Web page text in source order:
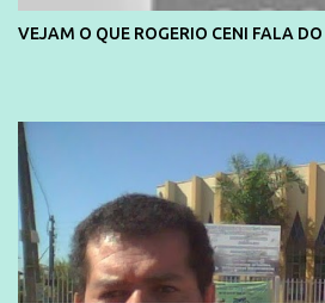
VEJAM O QUE ROGERIO CENI FALA